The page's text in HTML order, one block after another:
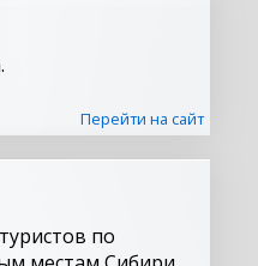
Перейти на сайт
по